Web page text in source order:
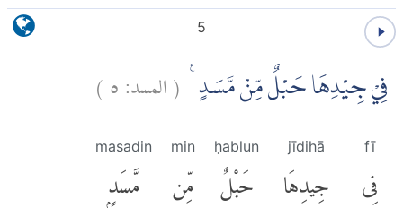
5
فِيْ جِيْدِهَا حَبْلٌ مِّنْ مَّسَدٍ ࣖ (المسد:٥)
fī
فِى
jīdihā
جِيدِهَا
ḥablun
حَبْلٌ
min
مِّن
masadin
مَّسَدٍۭ